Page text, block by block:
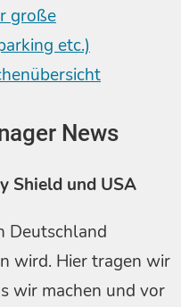
große
etc.)
News
Shield und USA
Deutschland
wird. Hier tragen wir
wir machen und vor